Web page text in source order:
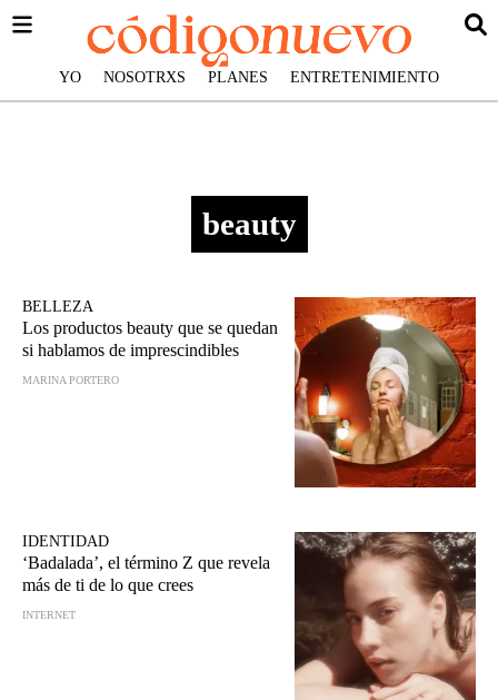
YO NOSOTRXS PLANES ENTRETENIMIENTO
beauty
BELLEZA
Los productos beauty que se quedan
si hablamos de imprescindibles
MARINA PORTERO
IDENTIDAD
‘Badalada’, el término Z que revela
más de ti de lo que crees
INTERNET